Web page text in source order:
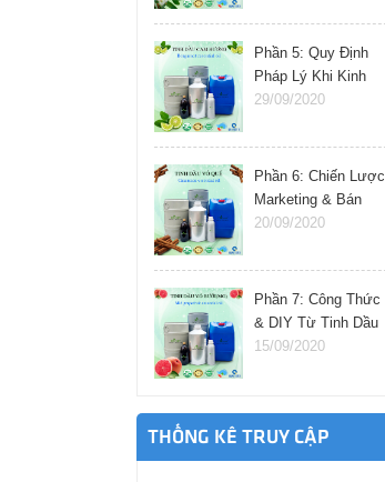
Phần 5: Quy Định
Pháp Lý Khi Kinh
Doanh Tinh Dầu
29/09/2020
Phần 6: Chiến Lược
Marketing & Bán
Hàng Tinh Dầu
20/09/2020
Phần 7: Công Thức
& DIY Từ Tinh Dầu
15/09/2020
THỐNG KÊ TRUY CẬP